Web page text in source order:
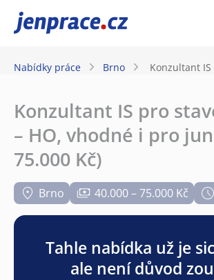
JenPráce.cz
Nabídky práce Brno Konzultant
Konzultant IS pro
– HO, vhodné i pro
75.000 Kč)
Brno 40.000 – 75.000 Kč
Tahle nabídka už je
ale není důvod